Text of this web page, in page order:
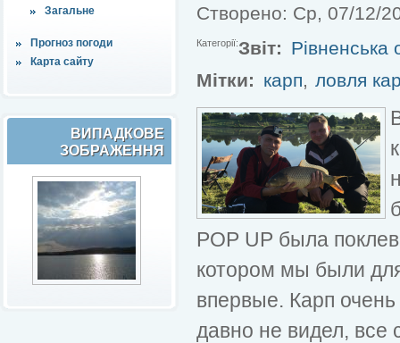
Загальне
Прогноз погоди
Карта сайту
ВИПАДКОВЕ
ЗОБРАЖЕННЯ
Створено: Ср, 07/12/
Категорії:Звіт: Рівненська
Мітки: карп, ловля
POP UP была
котором мы были
впервые. Карп очень
давно не видел, все